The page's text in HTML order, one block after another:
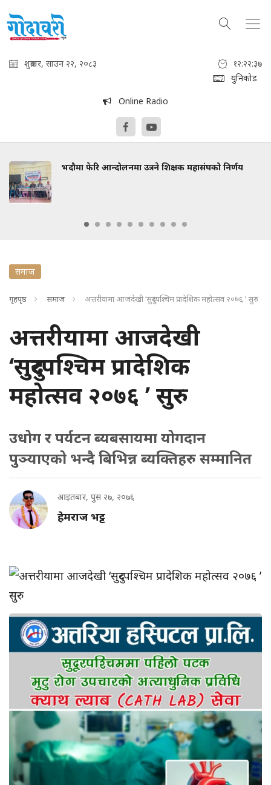
शुक्रबार, साउन २२, २०८३
१२:२२:३८
युनिकोड
Online Radio
भदौमा फेरि आन्दोलनमा उत्रने शिक्षक महासंघको निर्णय
समाज
गृहपृष्ठ समाज अत्तरीयामा आजदेखी ‘सुदुरपश्चिम प्रादेशिक महोत्सव २०७६ ’ सुरु
अत्तरीयामा आजदेखी
‘सुदुरपश्चिम प्रादेशिक
महोत्सव २०७६ ’ सुरु
उधोग र पर्यटन ब्यबसायमा योगदान
पुञ्याएको भन्दै बिभिन्न ब्यक्तिहरु सम्मानित
आइतबार, पुस २७, २०७६
हेमराज भट्ट